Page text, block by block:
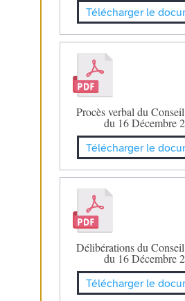
Télécharger le
Procès verbal du
du 16 Décembre
Télécharger le
Délibérations du
du 16 Décembre
Télécharger le